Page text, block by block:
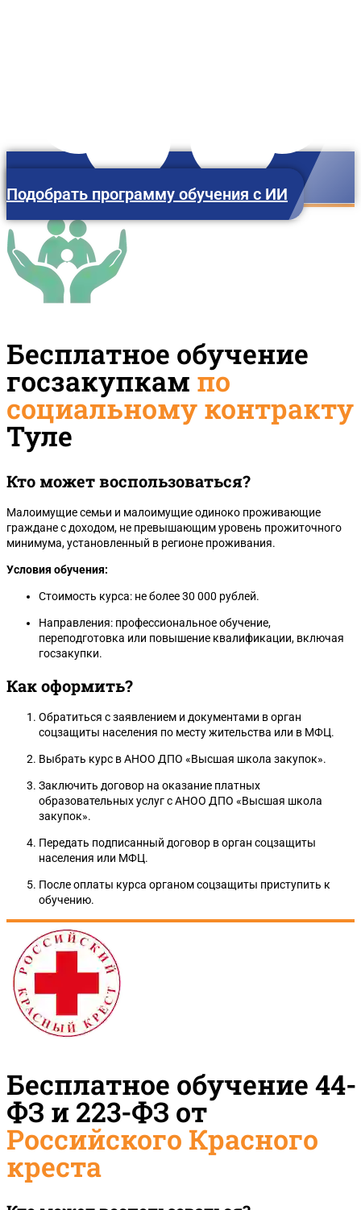
Тула
Подобрать программу обучения с ИИ
Бесплатное обучение
госзакупкам по
социальному контракту
Туле
Кто может воспользоваться?
Малоимущие семьи и малоимущие одиноко проживающие
граждане с доходом, не превышающим уровень прожиточного
минимума, установленный в регионе проживания.
Условия обучения:
Стоимость курса: не более 30 000 рублей.
Направления: профессиональное обучение,
переподготовка или повышение квалификации, включая
госзакупки.
Как оформить?
Обратиться с заявлением и документами в орган
соцзащиты населения по месту жительства или в МФЦ.
Выбрать курс в АНОО ДПО «Высшая школа закупок».
Заключить договор на оказание платных
образовательных услуг с АНОО ДПО «Высшая школа
закупок».
Передать подписанный договор в орган соцзащиты
населения или МФЦ.
После оплаты курса органом соцзащиты приступить к
обучению.
Бесплатное обучение 44-
ФЗ и 223-ФЗ от
Российского Красного
креста